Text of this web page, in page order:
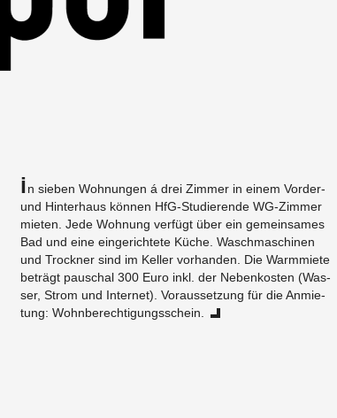
In sie­ben Woh­nun­gen á drei Zim­mer in einem Vor­der-
und Hin­ter­haus kön­nen HfG-Stu­die­ren­de WG-Zim­mer
mie­ten. Jede Woh­nung ver­fügt über ein ge­mein­sa­mes
Bad und eine ein­ge­rich­te­te Küche. Wasch­ma­schi­nen
und Trock­ner sind im Kel­ler vor­han­den. Die Warm­mie­te
be­trägt pau­schal 300 Euro inkl. der Ne­ben­kos­ten (Was­
ser, Strom und In­ter­net). Vor­aus­set­zung für die An­mie­
tung: Wohn­be­rech­ti­gungs­schein.